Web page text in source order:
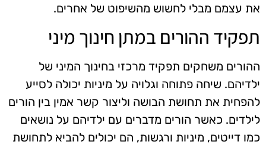
את עצמם מבלי לחשוש מהשיפוט של אחרים.
תפקיד ההורים במתן חינוך מיני
ההורים משחקים תפקיד מרכזי בחינוך המיני של
ילדיהם. שיחה פתוחה וגלויה על מיניות יכולה לסייע
להפחית את תחושת הבושה וליצור קשר אמין בין הורים
לילדים. כאשר הורים מדברים עם ילדיהם על נושאים
כמו דייטים, מיניות ורגשות, הם יכולים להביא לתחושת